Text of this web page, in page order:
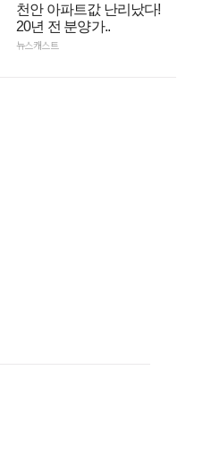
천안 아파트값 난리났다!
20년 전 분양가..
뉴스캐스트